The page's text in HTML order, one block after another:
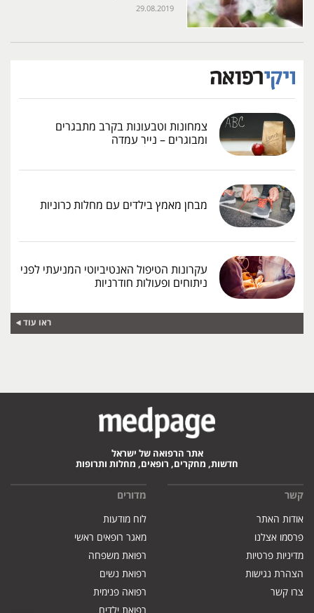
29.08.2019
צמחונות וטבעונות בקרב מתבגרים
ומבוגרים – נייר עמדה
מבחן מאמץ בילדים עם מחלות כרוניות
עקרונות הטיפול האנטיביוטי המניעתי לפני
ניתוחים ופעולות חודרניות
ראו עוד
אתר הרפואה של ישראל
חדשות, מחקרים, רופאים, מחלות ותרופות
קשר
אודות האתר
פרסמו אצלנו
מדיניות פרטיות
הצהרת נגישות
צרו קשר
מדורים
לוח מודעות
מאגר רופאים ראשי
רפואת משפחה
רפואת נשים
רפואה פנימית
רפואת ילדים